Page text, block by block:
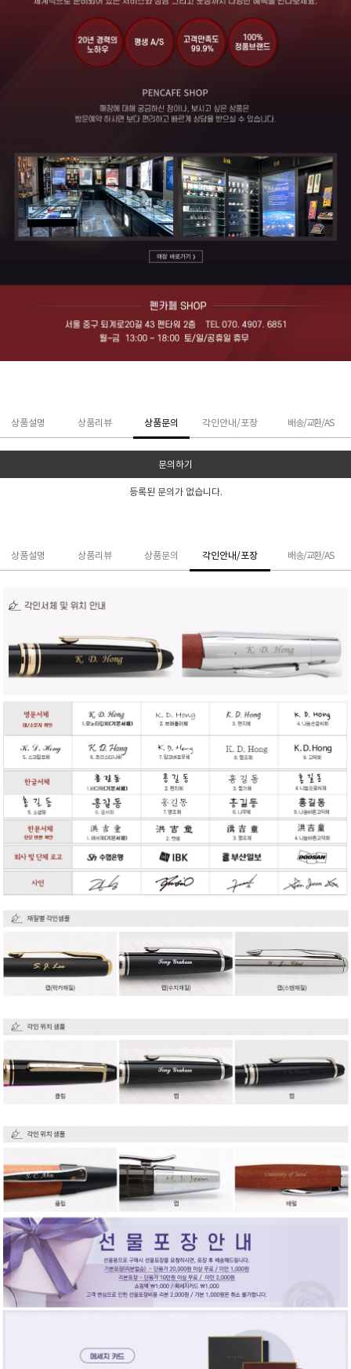
상품설명 상품리뷰 상품문의 각인안내/포장 배송/교환/AS
문의하기
등록된 문의가 없습니다.
상품설명 상품리뷰 상품문의 각인안내/포장 배송/교환/AS